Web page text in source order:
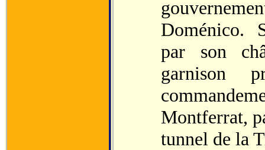
Doménico.
par son
garnison
Montferrat,
tunnel de la